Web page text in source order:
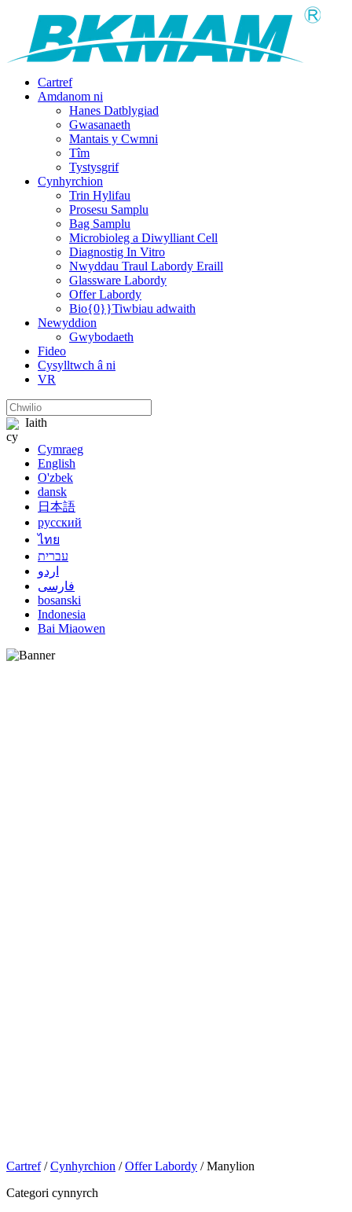
Cartref
Amdanom ni
Hanes Datblygiad
Gwasanaeth
Mantais y Cwmni
Tîm
Tystysgrif
Cynhyrchion
Trin Hylifau
Prosesu Samplu
Bag Samplu
Microbioleg a Diwylliant Cell
Diagnostig In Vitro
Nwyddau Traul Labordy Eraill
Glassware Labordy
Offer Labordy
Bio{0}}Tiwbiau adwaith
Newyddion
Gwybodaeth
Fideo
Cysylltwch â ni
VR
Iaith
Cymraeg
English
O'zbek
dansk
日本語
русский
ไทย
עברית
اردو
فارسی
bosanski
Indonesia
Bai Miaowen
Cartref/Cynhyrchion /Offer Labordy / Manylion
Categori cynnyrch